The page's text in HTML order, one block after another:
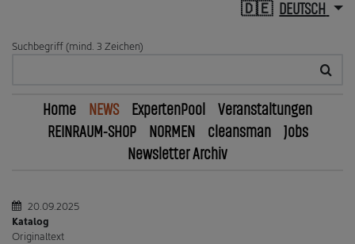
DEUTSCH
Suchbegriff (mind. 3 Zeichen)
Home NEWS ExpertenPool
Veranstaltungen
REINRAUM-SHOP
NORMEN cleansman
Jobs
Newsletter Archiv
20.09.2025
Katalog
Originaltext